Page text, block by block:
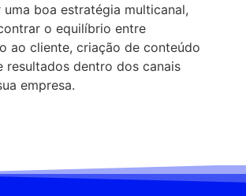
boa estratégia multicanal,
o equilíbrio entre
ao cliente, criação de conteúdo
resultados dentro dos canais
empresa.